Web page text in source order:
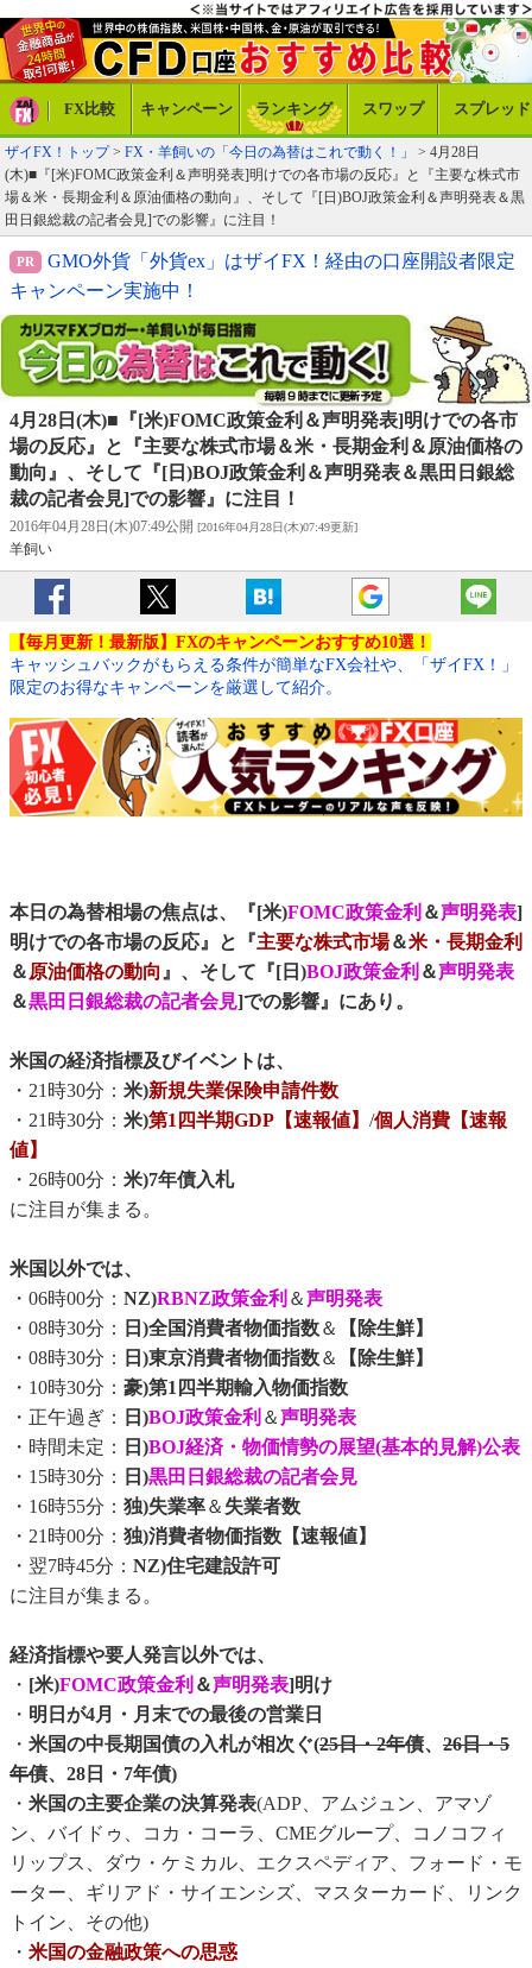
FX比較 キャンペーン ランキング スワップ スプレッド
ザイFX！トップ> FX・羊飼いの「今日の為替はこれで動く！」
> 4月28日
(木)■『[米)FOMC政策金利＆声明発表]明けでの各市場の反応』と『主要な株式市
場＆米・長期金利＆原油価格の動向』、そして『[日)BOJ政策金利＆声明発表＆黒
田日銀総裁の記者会見]での影響』に注目！
GMO外貨「外貨ex」はザイFX！経由の口座開設者限定
キャンペーン実施中！
4月28日(木)■『[米)FOMC政策金利＆声明発表]明けでの各市
場の反応』と『主要な株式市場＆米・長期金利＆原油価格の
動向』、そして『[日)BOJ政策金利＆声明発表＆黒田日銀総
裁の記者会見]での影響』に注目！
2016年04月28日(木)07:49公開 [2016年04月28日(木)07:49更新]
羊飼い
【毎月更新！最新版】FXのキャンペーンおすすめ10選！
キャッシュバックがもらえる条件が簡単なFX会社や、「ザイFX！」
限定のお得なキャンペーンを厳選して紹介。
本日の為替相場の焦点は、『[米)FOMC政策金利 ＆声明発表]
明けでの各市場の反応』と『主要な株式市場＆米・長期金利
＆原油価格の動向』、そして『[日)BOJ政策金利 ＆声明発表
＆黒田日銀総裁の記者会見]での影響』にあり。
米国の経済指標及びイベントは、
・21時30分： 米)新規失業保険申請件数
・21時30分： 米)第1四半期GDP【速報値】 /個人消費【速報
値】
・26時00分： 米)7年債入札
に注目が集まる。
米国以外では、
・06時00分： NZ)RBNZ政策金利 ＆声明発表
・08時30分：
日)全国消費者物価指数＆
【除生鮮】
・08時30分：
日)東京消費者物価指数＆
【除生鮮】
・10時30分： 豪)第1四半期輸入物価指数
・正午過ぎ：
日)BOJ政策金利 ＆声明発表
・時間未定：
日)BOJ経済・物価情勢の展望(基本的見解)公表
・15時30分：
日)黒田日銀総裁の記者会見
・16時55分： 独)失業率＆ 失業者数
・21時00分： 独)消費者物価指数【速報値】
・翌7時45分： NZ)住宅建設許可
に注目が集まる。
経済指標や要人発言以外では、
・ [米)FOMC政策金利 ＆声明発表]明け
・ 明日が4月・月末での最後の営業日
・ 米国の中長期国債の入札が相次ぐ(25日・2年債、 26日・5
年債、28日・7年債)
・ 米国の主要企業の決算発表(ADP、アムジュン、アマゾ
ン、バイドゥ、コカ・コーラ、CMEグループ、コノコフィ
リップス、ダウ・ケミカル、エクスペディア、フォード・モ
ーター、ギリアド・サイエンシズ、マスターカード、リンク
トイン、その他)
・ 米国の金融政策への思惑